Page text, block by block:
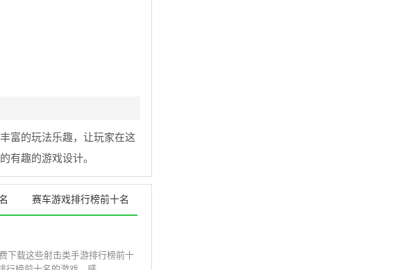
富的玩法乐趣，让玩家在这
有趣的游戏设计。
赛车游戏排行榜前十名
下载这些射击类手游排行榜前十